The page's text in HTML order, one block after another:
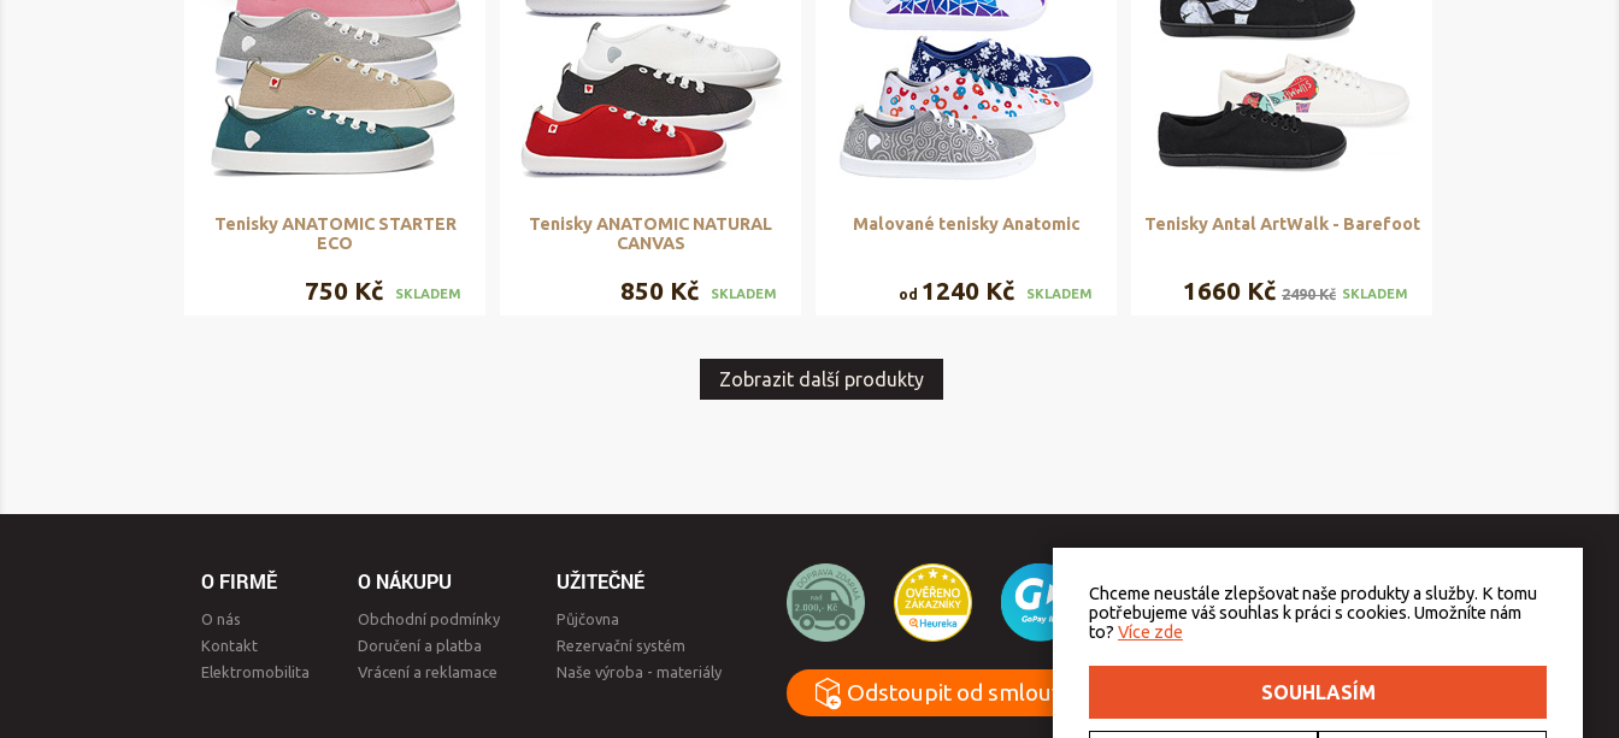
Tenisky ANATOMIC STARTER
ECO
750 Kč SKLADEM
Tenisky ANATOMIC NATURAL
CANVAS
850 Kč SKLADEM
Malované tenisky Anatomic
od 1240 Kč SKLADEM
Tenisky Antal ArtWalk - Barefoot
1660 Kč 2490 Kč SKLADEM
Zobrazit další produkty
O FIRMĚ
O nás
Kontakt
Elektromobilita
O NÁKUPU
Obchodní podmínky
Doručení a platba
Vrácení a reklamace
UŽITEČNÉ
Půjčovna
Rezervační systém
Naše výroba - materiály
Odstoupit od smlouvy
Chceme neustále zlepšovat naše produkty a služby. K tomu
potřebujeme váš souhlas k práci s cookies. Umožníte nám
to? Více zde
SOUHLASÍM